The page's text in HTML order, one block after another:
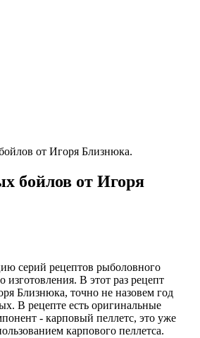
от Игоря Близнюка.
бойлов от Игоря
серий рецептов рыболовного
изготовления. В этот раз рецепт
Близнюка, точно не назовем год
В рецепте есть оригинальные
- карповый пеллетс, это уже
карпового пеллетса.